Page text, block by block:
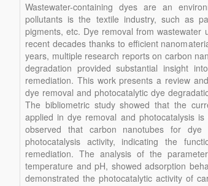
Wastewater-containing dyes are an
pollutants is the textile industry, such as
pigments, etc. Dye removal from wastewater
recent decades thanks to efficient
years, multiple research reports on carbon
degradation provided substantial insight
remediation. This work presents a review
dye removal and photocatalytic dye
The bibliometric study showed that the
applied in dye removal and photocatalysis
observed that carbon nanotubes for
photocatalysis activity, indicating the
remediation. The analysis of the
temperature and pH, showed adsorption
demonstrated the photocatalytic activity of